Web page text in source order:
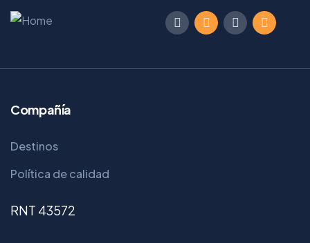
Compañía
Destinos
Política de calidad
RNT 43572